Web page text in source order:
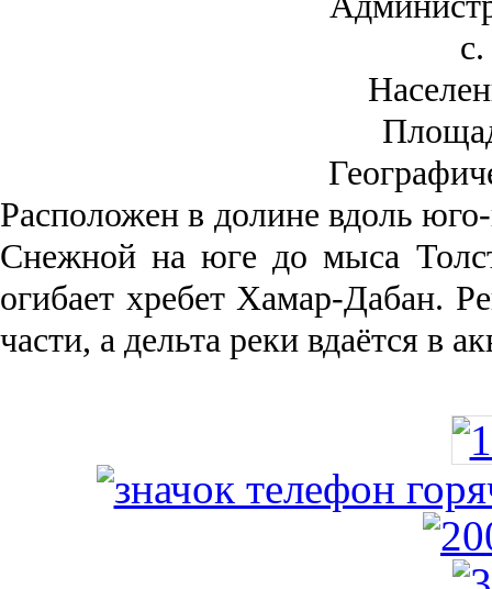
Рас­положен в долине вдоль
Снежной на юге до мыса
огибает хребет Хамар-Дабан.
части, а дельта реки вда­ётся в